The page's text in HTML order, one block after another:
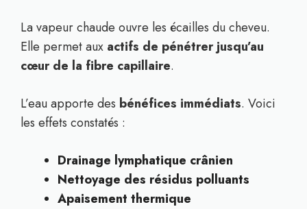
La vapeur chaude ouvre les écailles du cheveu.
Elle permet aux actifs de pénétrer jusqu’au
cœur de la fibre capillaire.
L’eau apporte des bénéfices immédiats. Voici
les effets constatés :
Drainage lymphatique crânien
Nettoyage des résidus polluants
Apaisement thermique